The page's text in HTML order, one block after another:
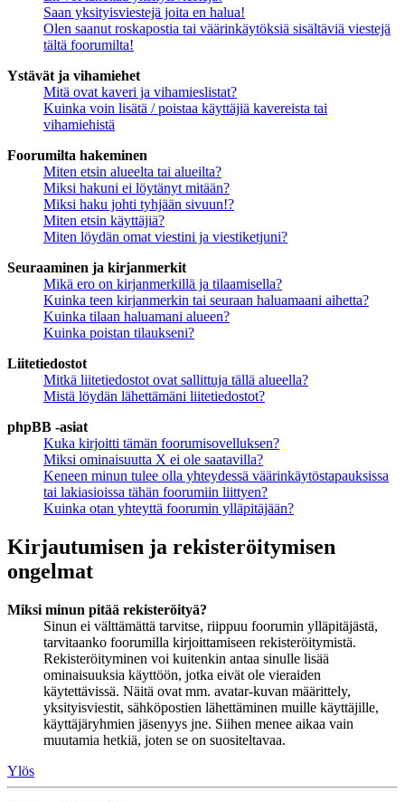
Saan yksityisviestejä joita en halua!
Olen saanut roskapostia tai väärinkäytöksiä sisältäviä viestejä
tältä foorumilta!
Ystävät ja vihamiehet
Mitä ovat kaveri ja vihamieslistat?
Kuinka voin lisätä / poistaa käyttäjiä kavereista tai
vihamiehistä
Foorumilta hakeminen
Miten etsin alueelta tai alueilta?
Miksi hakuni ei löytänyt mitään?
Miksi haku johti tyhjään sivuun!?
Miten etsin käyttäjiä?
Miten löydän omat viestini ja viestiketjuni?
Seuraaminen ja kirjanmerkit
Mikä ero on kirjanmerkillä ja tilaamisella?
Kuinka teen kirjanmerkin tai seuraan haluamaani aihetta?
Kuinka tilaan haluamani alueen?
Kuinka poistan tilaukseni?
Liitetiedostot
Mitkä liitetiedostot ovat sallittuja tällä alueella?
Mistä löydän lähettämäni liitetiedostot?
phpBB -asiat
Kuka kirjoitti tämän foorumisovelluksen?
Miksi ominaisuutta X ei ole saatavilla?
Keneen minun tulee olla yhteydessä väärinkäytöstapauksissa
tai lakiasioissa tähän foorumiin liittyen?
Kuinka otan yhteyttä foorumin ylläpitäjään?
Kirjautumisen ja rekisteröitymisen
ongelmat
Miksi minun pitää rekisteröityä?
Sinun ei välttämättä tarvitse, riippuu foorumin ylläpitäjästä,
tarvitaanko foorumilla kirjoittamiseen rekisteröitymistä.
Rekisteröityminen voi kuitenkin antaa sinulle lisää
ominaisuuksia käyttöön, jotka eivät ole vieraiden
käytettävissä. Näitä ovat mm. avatar-kuvan määrittely,
yksityisviestit, sähköpostien lähettäminen muille käyttäjille,
käyttäjäryhmien jäsenyys jne. Siihen menee aikaa vain
muutamia hetkiä, joten se on suositeltavaa.
Ylös